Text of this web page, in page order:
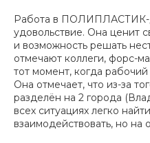
Работа в ПОЛИПЛАСТИК-
удовольствие. Она ценит
и возможность решать
отмечают коллеги, форс-
тот момент, когда
Она отмечает, что из-за
разделён на 2 города
всех ситуациях легко
взаимодействовать, но на